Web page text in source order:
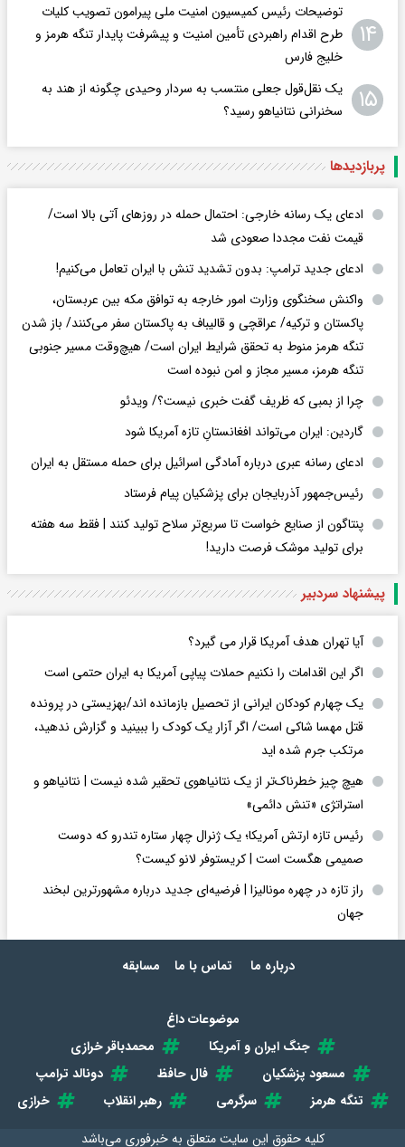
۱۴
توضیحات رئیس کمیسیون امنیت ملی پیرامون تصویب کلیات
طرح اقدام راهبردی تأمین امنیت و پیشرفت پایدار تنگه هرمز و
خلیج فارس
۱۵
یک نقل‌قول جعلی منتسب به سردار وحیدی چگونه از هند به
سخنرانی نتانیاهو رسید؟
پربازدید‌ها
ادعای یک رسانه خارجی: احتمال حمله در روزهای آتی بالا است/
قیمت نفت مجددا صعودی شد
ادعای جدید ترامپ: بدون تشدید تنش با ایران تعامل می‌کنیم!
واکنش سخنگوی وزارت امور خارجه به توافق مکه بین عربستان،
پاکستان و ترکیه/ عراقچی و قالیباف به پاکستان سفر می‌کنند/ باز شدن
تنگه هرمز منوط به تحقق شرایط ایران است/ هیچ‌وقت مسیر جنوبی
تنگه هرمز، مسیر مجاز و امن نبوده است
چرا از بمبی که ظریف گفت خبری نیست؟/ ویدئو
گاردین: ایران می‌تواند افغانستانِ تازه آمریکا شود
ادعای رسانه عبری درباره آمادگی اسرائیل برای حمله مستقل به ایران
رئیس‌جمهور آذربایجان برای پزشکیان پیام فرستاد
پنتاگون از صنایع خواست تا سریع‌تر سلاح تولید کنند | فقط سه هفته
برای تولید موشک فرصت دارید!
پیشنهاد سردبیر
آیا تهران هدف آمریکا قرار می گیرد؟
اگر این اقدامات را نکنیم حملات پیاپی آمریکا به ایران حتمی است
یک چهارم کودکان ایرانی از تحصیل بازمانده اند/بهزیستی در پرونده
قتل مهسا شاکی است/ اگر آزار یک کودک را ببینید و گزارش ندهید،
مرتکب جرم شده اید
هیچ چیز خطرناک‌تر از یک نتانیاهوی تحقیر شده نیست | نتانیاهو و
استراتژی «تنش دائمی»
رئیس تازه ارتش آمریکا؛ یک ژنرال چهار ستاره تندرو که دوست
صمیمی هگست است | کریستوفر لانو کیست؟
راز تازه در چهره مونالیزا | فرضیه‌ای جدید درباره مشهورترین لبخند
جهان
درباره ما تماس با ما مسابقه
موضوعات داغ
جنگ ایران و آمریکا
محمدباقر خرازی
مسعود پزشکیان
فال حافظ
دونالد ترامپ
تنگه هرمز
سرگرمی رهبر انقلاب
خرازی
کلیه حقوق این سایت متعلق بهخبرفوری می‌باشد